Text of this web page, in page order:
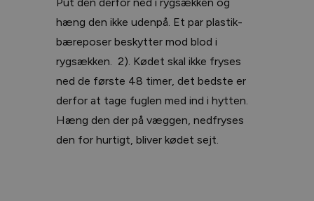
hæng den ikke udenpå. Et par plastik-
bæreposer beskytter mod blod i
rygsækken. 2). Kødet skal ikke fryses
ned de første 48 timer, det bedste er
derfor at tage fuglen med ind i hytten.
Hæng den der på væggen, nedfryses
den for hurtigt, bliver kødet sejt.